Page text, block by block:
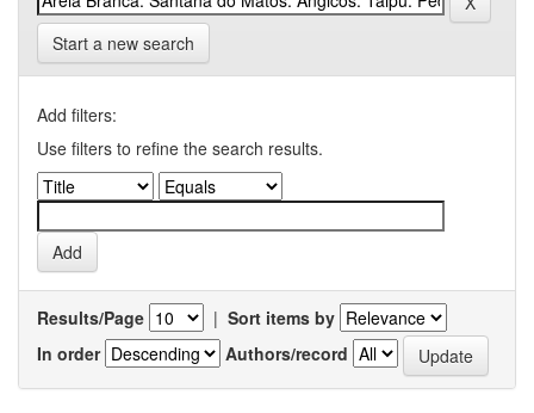
Start a new search
Add filters:
Use filters to refine the search results.
Results/Page | Sort items by
In order
Authors/record